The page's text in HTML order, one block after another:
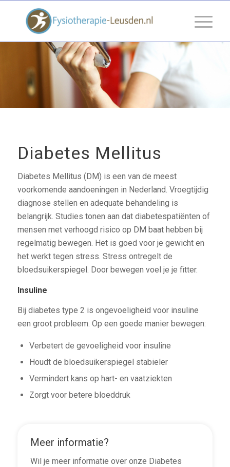
Diabetes Mellitus
Diabetes Mellitus (DM) is een van de meest
voorkomende aandoeningen in Nederland. Vroegtijdig
diagnose stellen en adequate behandeling is
belangrijk. Studies tonen aan dat diabetespatiënten of
mensen met verhoogd risico op DM baat hebben bij
regelmatig bewegen. Het is goed voor je gewicht en
het werkt tegen stress. Stress ontregelt de
bloedsuikerspiegel. Door bewegen voel je je fitter.
Insuline
Bij diabetes type 2 is ongevoeligheid voor insuline
een groot probleem. Op een goede manier bewegen:
Verbetert de gevoeligheid voor insuline
Houdt de bloedsuikerspiegel stabieler
Vermindert kans op hart- en vaatziekten
Zorgt voor betere bloeddruk
Meer informatie?
Wil je meer informatie over onze Diabetes